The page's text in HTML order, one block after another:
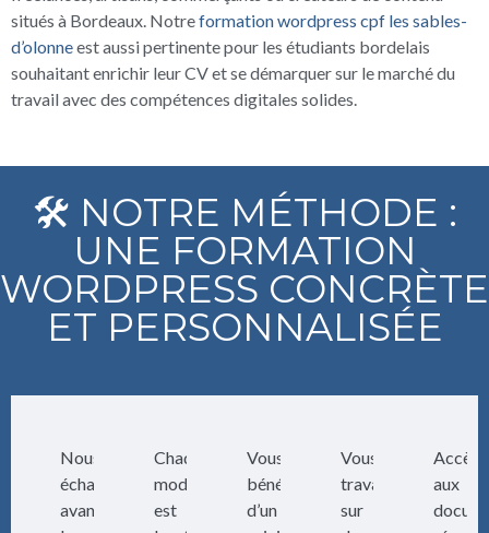
situés à Bordeaux. Notreformation wordpress cpf les sables-
d’olonneest aussi pertinente pour les étudiants bordelais
souhaitant enrichir leur CV et se démarquer sur le marché du
travail avec des compétences digitales solides.
🛠️ NOTRE MÉTHODE :
UNE FORMATION
WORDPRESS CONCRÈTE
ET PERSONNALISÉE
Nous
échangeons
avant
Chaque
module
est
Vous
bénéficiez
d’un
Vous
travaillez
sur
Accès
aux